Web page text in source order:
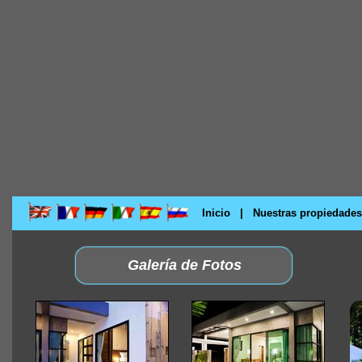
Inicio Nuestras propiedades
Galería de Fotos